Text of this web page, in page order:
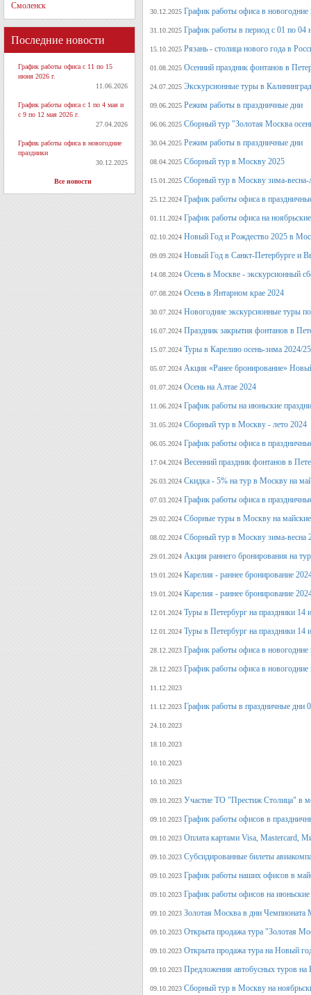
Смоленск
Последние новости
График работы офиса с 11 по 15
июня 2026 г.
11.06.2026
График работы офиса с 1 по 4 мая и
с 9 по 12 мая 2026 г.
27.04.2026
График работы офиса в новогодние
праздники
30.12.2025
Все новости
30.12.2025 График работы офиса в новогодние
31.10.2025 График работы в период с 01 по 04
15.10.2025 Рязань - столица нового года в
01.08.2025 Осенний праздник фонтанов в
24.07.2025 Экскурсионные туры в
09.06.2025 Режим работы в праздничные дни
06.06.2025 Сборный тур "Золотая Москва
30.04.2025 Режим работы в праздничные дни
08.04.2025 Сборный тур в Москву 2025
15.01.2025 Сборный тур в Москву зима-весна-
25.12.2024 График работы офиса в
01.11.2024 График работы офиса на
02.10.2024 Новый Год и Рождество 2025 в
09.09.2024 Новый Год в Санкт-Петербурге и
14.08.2024 Осень в Москве - экскурсионный
07.08.2024 Осень в Янтарном крае 2024
30.07.2024 Новогодние экскурсионные туры
16.07.2024 Праздник закрытия фонтанов в
15.07.2024 Туры в Карелию осень-зима 2024/25
05.07.2024 Акция «Ранее бронирование»
01.07.2024 Осень на Алтае 2024
11.06.2024 График работы на июньские
31.05.2024 Сборный тур в Москву - лето 2024
06.05.2024 График работы офиса в
17.04.2024 Весенний праздник фонтанов в
26.03.2024 Скидка - 5% на тур в Москву на
07.03.2024 График работы офиса в
29.02.2024 Сборные туры в Москву на
08.02.2024 Сборный тур в Москву зима-весна
29.01.2024 Акция раннего бронирования на
19.01.2024 Карелия - раннее бронирование
19.01.2024 Карелия - раннее бронирование
12.01.2024 Туры в Петербург на праздники 14
12.01.2024 Туры в Петербург на праздники 14
28.12.2023 График работы офиса в новогодние
28.12.2023 График работы офиса в новогодние
11.12.2023
11.12.2023 График работы в праздничные дни
24.10.2023
18.10.2023
10.10.2023
10.10.2023
09.10.2023 Участие ТО "Престиж Столица" в
09.10.2023 График работы офисов в
09.10.2023 Оплата картами Visa, Mastercard,
09.10.2023 Субсидированные билеты
09.10.2023 График работы наших офисов в
09.10.2023 График работы офисов на
09.10.2023 Золотая Москва в дни Чемпионата
09.10.2023 Открыта продажа тура "Золотая
09.10.2023 Открыта продажа тура на Новый
09.10.2023 Предложения автобусных туров
09.10.2023 Сборный тур в Москву на